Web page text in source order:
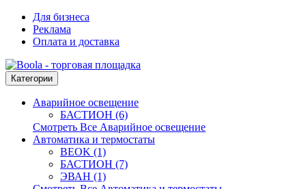
Для бизнеса
Реклама
Оплата и доставка
Категории
Аварийное освещение
БАСТИОН (6)
Смотреть Все Аварийное освещение
Автоматика и термостаты
BEOK (1)
БАСТИОН (7)
ЭВАН (1)